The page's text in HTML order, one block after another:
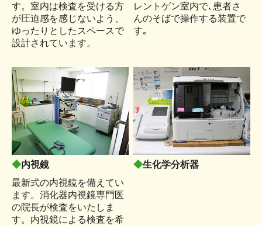
す。室内は検査を受ける方
が圧迫感を感じないよう、
ゆったりとしたスペースで
設計されています。
レントゲン室内で､患者さ
んのそばで操作する装置で
す｡
◆内視鏡
最新式の内視鏡を備えてい
ます。消化器内視鏡専門医
の院長が検査をいたしま
す。内視鏡による検査を希
◆生化学分析器